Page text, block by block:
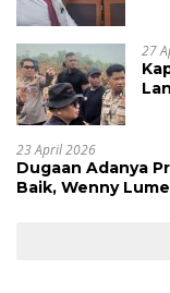
27
23 April 2026
Dugaan Adanya
Baik, Wenny